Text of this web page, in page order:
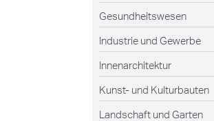
Gesundheitswesen
Industrie und Gewerbe
Innenarchitektur
Kunst- und Kulturbauten
Landschaft und Garten